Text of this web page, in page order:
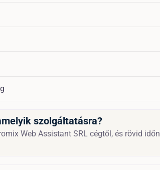
szolgáltatásra?
Web Assistant SRL cégtől, és rövid időn